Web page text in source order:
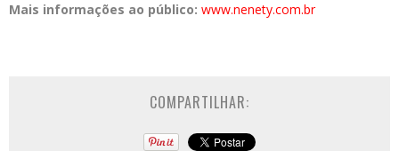
Mais informações ao público: www.nenety.com.br
COMPARTILHAR: